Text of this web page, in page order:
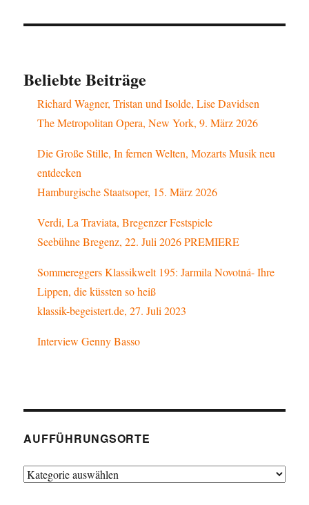
Beliebte Beiträge
Richard Wagner, Tristan und Isolde, Lise Davidsen
The Metropolitan Opera, New York, 9. März 2026
Die Große Stille, In fernen Welten, Mozarts Musik neu
entdecken
Hamburgische Staatsoper, 15. März 2026
Verdi, La Traviata, Bregenzer Festspiele
Seebühne Bregenz, 22. Juli 2026 PREMIERE
Sommereggers Klassikwelt 195: Jarmila Novotná- Ihre
Lippen, die küssten so heiß
klassik-begeistert.de, 27. Juli 2023
Interview Genny Basso
AUFFÜHRUNGSORTE
Aufführungsorte